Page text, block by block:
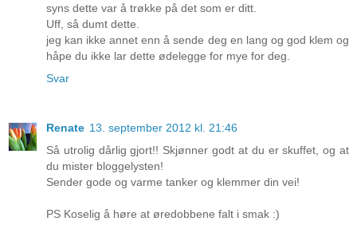
syns dette var å trøkke på det som er ditt.
Uff, så dumt dette.
jeg kan ikke annet enn å sende deg en lang og god klem og
håpe du ikke lar dette ødelegge for mye for deg.
Svar
Renate 13. september 2012 kl. 21:46
Så utrolig dårlig gjort!! Skjønner godt at du er skuffet, og at
du mister bloggelysten!
Sender gode og varme tanker og klemmer din vei!
PS Koselig å høre at øredobbene falt i smak :)